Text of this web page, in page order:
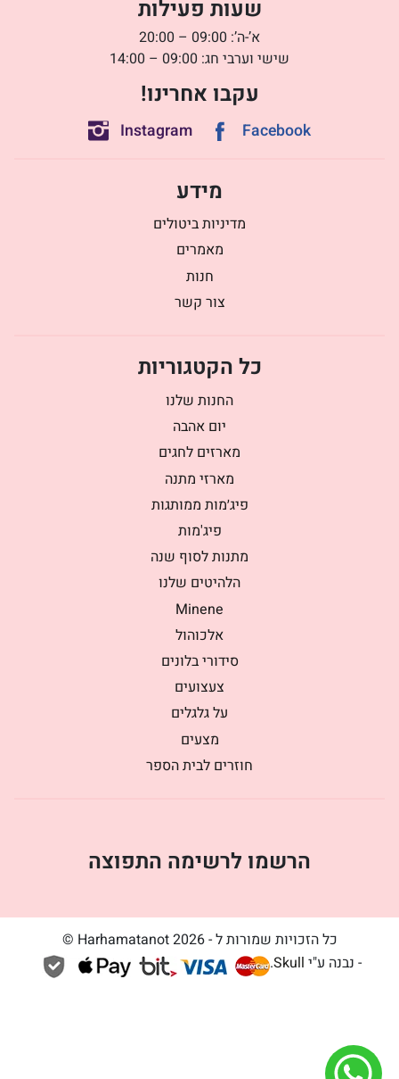
שעות פעילות
א’-ה’: 09:00 – 20:00
שישי וערבי חג: 09:00 – 14:00
עקבו אחרינו!
Facebook
Instagram
מידע
מדיניות ביטולים
מאמרים
חנות
צור קשר
כל הקטגוריות
החנות שלנו
יום אהבה
מארזים לחגים
מארזי מתנה
פיג׳מות ממותגות
פיג'מות
מתנות לסוף שנה
הלהיטים שלנו
Minene
אלכוהול
סידורי בלונים
צעצועים
על גלגלים
מצעים
חוזרים לבית הספר
הרשמו לרשימה התפוצה
כל הזכויות שמורות ל - Harhamatanot 2026 ©
- נבנה ע"י Skull
.